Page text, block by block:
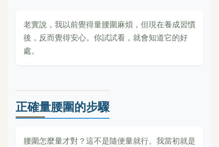
老實說，我以前覺得量腰圍麻煩，但現在養成習慣
後，反而覺得安心。你試試看，就會知道它的好
處。
正確量腰圍的步驟
腰圍怎麼量才對？這不是隨便量就行。我當初就是